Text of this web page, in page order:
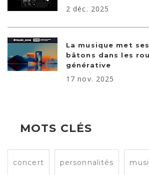
2 déc. 2025
La musique met
bâtons dans les
générative
17 nov. 2025
MOTS CLÉS
concert personnalités